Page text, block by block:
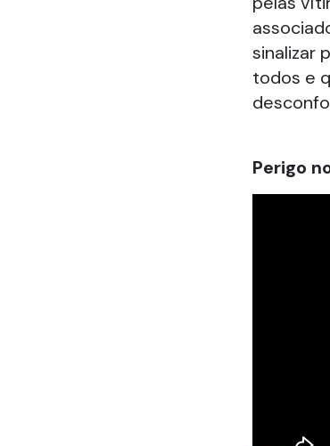
sinalizar
todos e
Perigo